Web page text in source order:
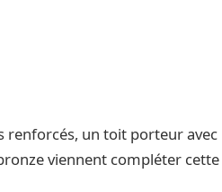
renforcés, un toit porteur avec
viennent compléter cette